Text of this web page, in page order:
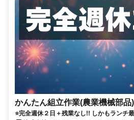
かんたん組立作業(農業機械部品)
⭐完全週休２日＋残業なし!! しかもランチ